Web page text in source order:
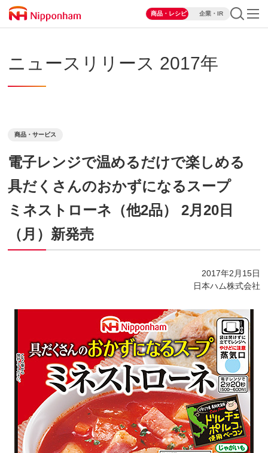
商品・レシピ 企業・IR
ニュースリリース 2017年
商品・サービス
電子レンジで温めるだけで楽しめる
具だくさんのおかずになるスープ
ミネストローネ（他2品） 2月20日
（月）新発売
2017年2月15日
日本ハム株式会社